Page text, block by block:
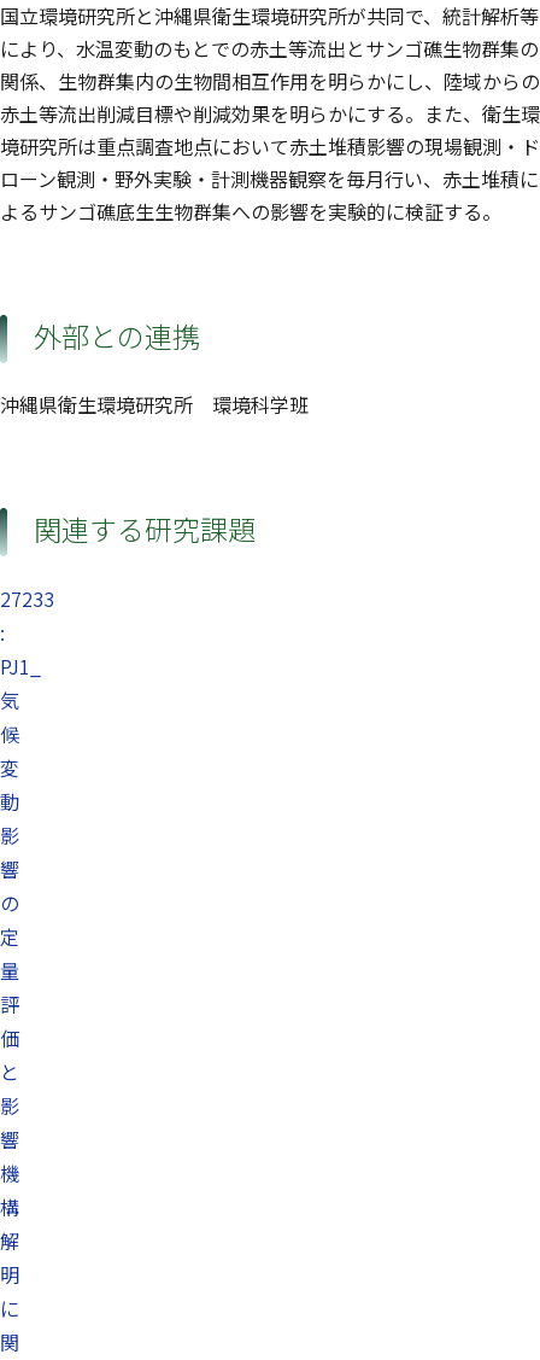
国立環境研究所と沖縄県衛生環境研究所が共同で、統計解析等
により、水温変動のもとでの赤土等流出とサンゴ礁生物群集の
関係、生物群集内の生物間相互作用を明らかにし、陸域からの
赤土等流出削減目標や削減効果を明らかにする。また、衛生環
境研究所は重点調査地点において赤土堆積影響の現場観測・ド
ローン観測・野外実験・計測機器観察を毎月行い、赤土堆積に
よるサンゴ礁底生生物群集への影響を実験的に検証する。
外部との連携
沖縄県衛生環境研究所 環境科学班
関連する研究課題
27233
:
PJ1_
気
候
変
動
影
響
の
定
量
評
価
と
影
響
機
構
解
明
に
関